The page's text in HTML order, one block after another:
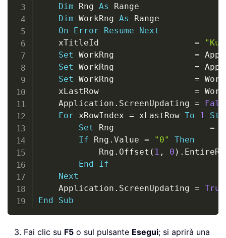
Dim Rng As Range
Dim WorkRng As Range
On
Error Resume
Next
	xTitleId
=
Set WorkRng =
Set WorkRng =
Set WorkRng =
	xLastRow
=
	Application
. ScreenUpdating =
For xRowIndex = xLastRow To 1
Set Rng =
If Rng . Value = "0"
Then
			Rng
. Offset ( 1 , 0 ) .
End
If
Next
	Application
. ScreenUpdating = True
End
Sub
3. Fai clic su F5 o sul pulsante Esegui; si aprirà una